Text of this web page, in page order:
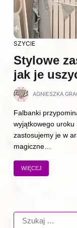
SZYCIE
Stylowe
jak je
AGNIESZKA
Falbanki
wyjątkowego
zastosujemy je w
magiczne…
WIĘCEJ